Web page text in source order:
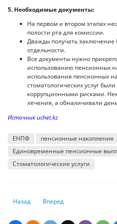
5. Необходимые документы:
На первом и втором этапах
полости рта для комиссии.
Дважды получать заключение
отдельности.
Все документы нужно
использованию пенсионных
использования пенсионных
стоматологических услуг
коррупционными рисками.
лечения, а обналичивали
Источник uchet.kz
ЕНПФ пенсионные накопления
Единовременные пенсионные
Стоматологические услуги
Предыдущий: Вредные условия
Назад Следующий: Почему
Вперед